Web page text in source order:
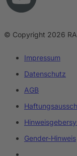
© Copyright 2026
Impressum
Datenschutz
AGB
Gender-Hinweis